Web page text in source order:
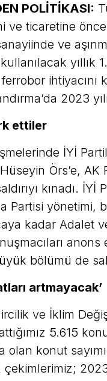
POLİTİKASI:
ve ticaretine
ve
yıllık
ihtiyacını
2023
ettiler
İYİ
Örs’e, AK
kınadı.
Partisi yönetimi,
kadar Adalet
anons
bölümü de
artmayacak’
ve İklim
5.615
olan konut
çekimlerimiz;